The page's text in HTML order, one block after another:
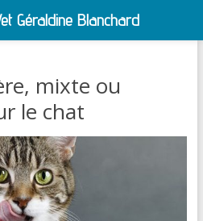
mixte ou
le chat
Géraldine Blanchard